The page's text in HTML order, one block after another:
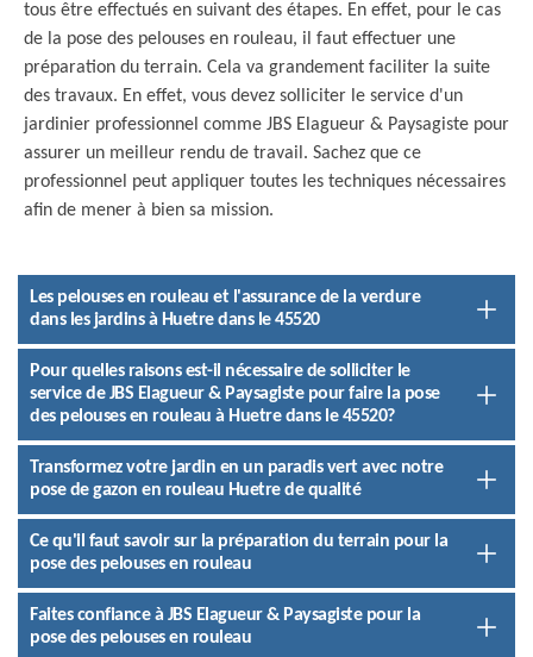
tous être effectués en suivant des étapes. En effet, pour le cas
de la pose des pelouses en rouleau, il faut effectuer une
préparation du terrain. Cela va grandement faciliter la suite
des travaux. En effet, vous devez solliciter le service d'un
jardinier professionnel comme JBS Elagueur & Paysagiste pour
assurer un meilleur rendu de travail. Sachez que ce
professionnel peut appliquer toutes les techniques nécessaires
afin de mener à bien sa mission.
Les pelouses en rouleau et l'assurance de la verdure
dans les jardins à Huetre dans le 45520
Pour quelles raisons est-il nécessaire de solliciter le
service de JBS Elagueur & Paysagiste pour faire la pose
des pelouses en rouleau à Huetre dans le 45520?
Transformez votre jardin en un paradis vert avec notre
pose de gazon en rouleau Huetre de qualité
Ce qu'il faut savoir sur la préparation du terrain pour la
pose des pelouses en rouleau
Faites confiance à JBS Elagueur & Paysagiste pour la
pose des pelouses en rouleau